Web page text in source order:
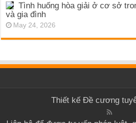
Tình huống hòa giải ở cơ sở
và gia đình
May 24, 2026
Thiết kế Đề cương